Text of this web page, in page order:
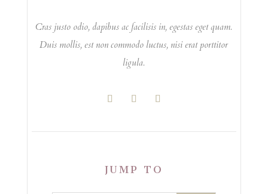
Cras justo odio, dapibus ac facilisis in, egestas eget quam.
Duis mollis, est non commodo luctus, nisi erat porttitor
ligula.
JUMP TO